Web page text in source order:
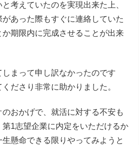
考えていたのを実現出来た上、
あった際もすぐに連絡していた
期限内に完成させることが出来
まって申し訳なかったのです
ださり非常に助かりました。
おかげで、就活に対する不安も
1志望企業に内定をいただけるか
懸命できる限りやってみようと